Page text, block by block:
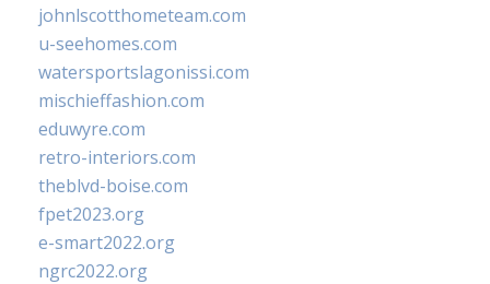
johnlscotthometeam.com
u-seehomes.com
watersportslagonissi.com
mischieffashion.com
eduwyre.com
retro-interiors.com
theblvd-boise.com
fpet2023.org
e-smart2022.org
ngrc2022.org